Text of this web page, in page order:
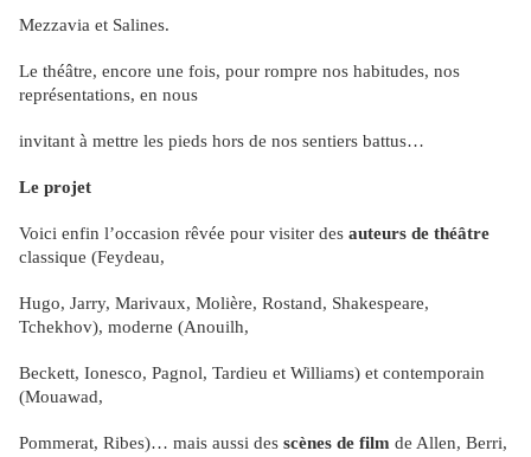
Mezzavia et Salines.
Le théâtre, encore une fois, pour rompre nos habitudes, nos
représentations, en nous
invitant à mettre les pieds hors de nos sentiers battus…
Le projet
Voici enfin l’occasion rêvée pour visiter des auteurs de théâtre
classique (Feydeau,
Hugo, Jarry, Marivaux, Molière, Rostand, Shakespeare,
Tchekhov), moderne (Anouilh,
Beckett, Ionesco, Pagnol, Tardieu et Williams) et contemporain
(Mouawad,
Pommerat, Ribes)… mais aussi des scènes de film de Allen, Berri,